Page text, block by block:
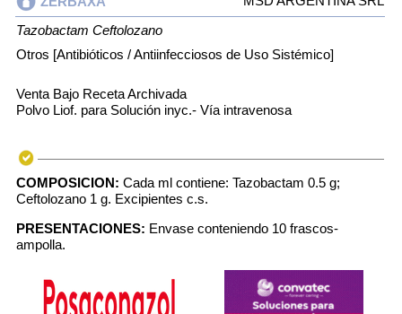
Tazobactam Ceftolozano
Otros [Antibióticos / Antiinfecciosos de Uso Sistémico]
Venta Bajo Receta Archivada
Polvo Liof. para Solución inyc.- Vía intravenosa
COMPOSICION: Cada ml contiene: Tazobactam 0.5 g;
Ceftolozano 1 g. Excipientes c.s.
PRESENTACIONES: Envase conteniendo 10 frascos-
ampolla.